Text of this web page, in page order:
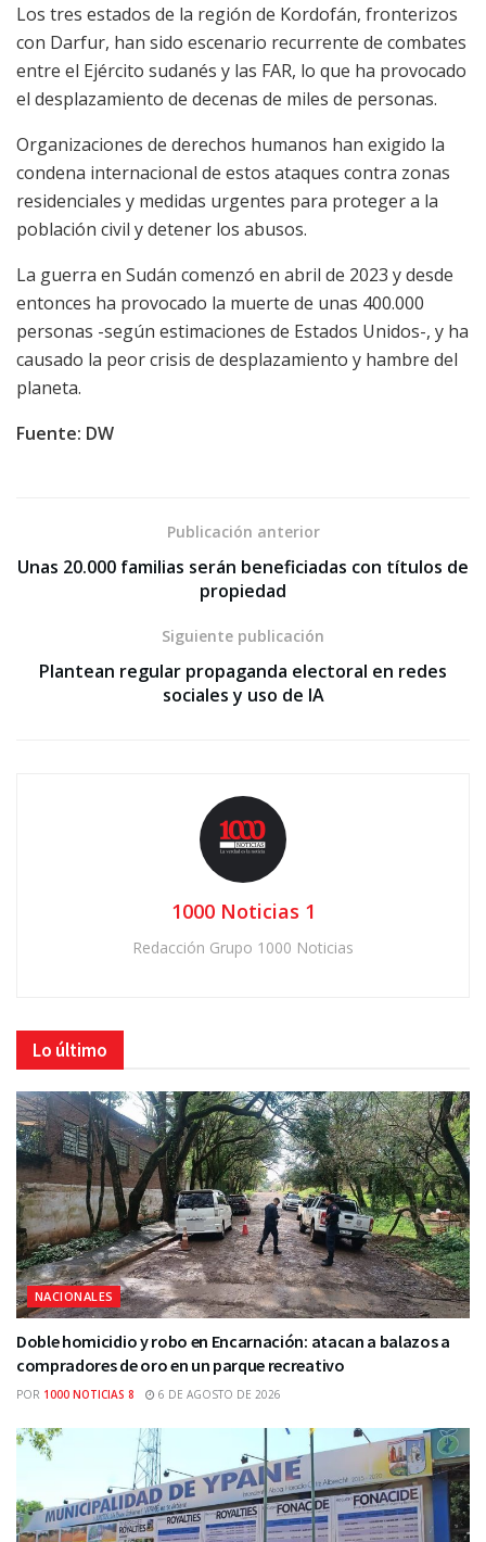
Los tres estados de la región de Kordofán, fronterizos
con Darfur, han sido escenario recurrente de combates
entre el Ejército sudanés y las FAR, lo que ha provocado
el desplazamiento de decenas de miles de personas.
Organizaciones de derechos humanos han exigido la
condena internacional de estos ataques contra zonas
residenciales y medidas urgentes para proteger a la
población civil y detener los abusos.
La guerra en Sudán comenzó en abril de 2023 y desde
entonces ha provocado la muerte de unas 400.000
personas -según estimaciones de Estados Unidos-, y ha
causado la peor crisis de desplazamiento y hambre del
planeta.
Fuente: DW
Publicación anterior
Unas 20.000 familias serán beneficiadas con títulos de
propiedad
Siguiente publicación
Plantean regular propaganda electoral en redes
sociales y uso de IA
1000 Noticias 1
Redacción Grupo 1000 Noticias
Lo último
NACIONALES
Doble homicidio y robo en Encarnación: atacan a balazos a
compradores de oro en un parque recreativo
POR 1000 NOTICIAS 8 6 DE AGOSTO DE 2026